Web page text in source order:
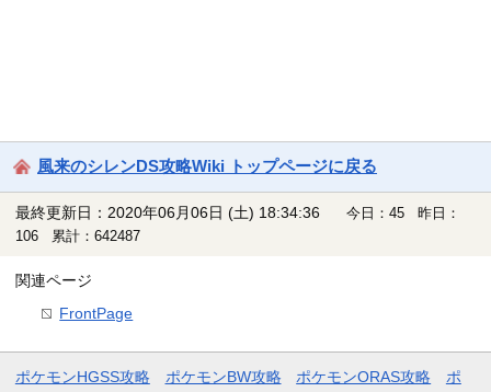
風来のシレンDS攻略Wiki トップページに戻る
最終更新日：2020年06月06日 (土) 18:34:36
今日：45 昨日：
106 累計：642487
関連ページ
FrontPage
ポケモンHGSS攻略 ポケモンBW攻略 ポケモンORAS攻略 ポ